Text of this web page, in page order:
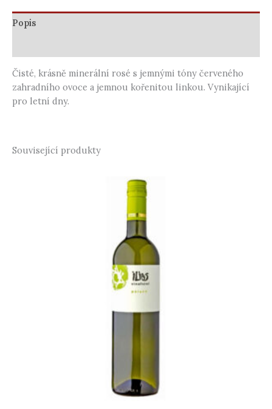
Popis
Čisté, krásně minerální rosé s jemnými tóny červeného
zahradního ovoce a jemnou kořenitou linkou. Vynikající
pro letní dny.
Související produkty